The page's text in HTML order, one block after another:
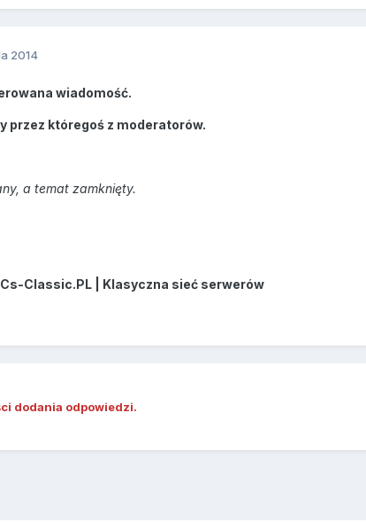
2014
wiadomość.
przez któregoś z moderatorów.
a temat zamknięty.
Classic.PL | Klasyczna sieć serwerów
dodania odpowiedzi.